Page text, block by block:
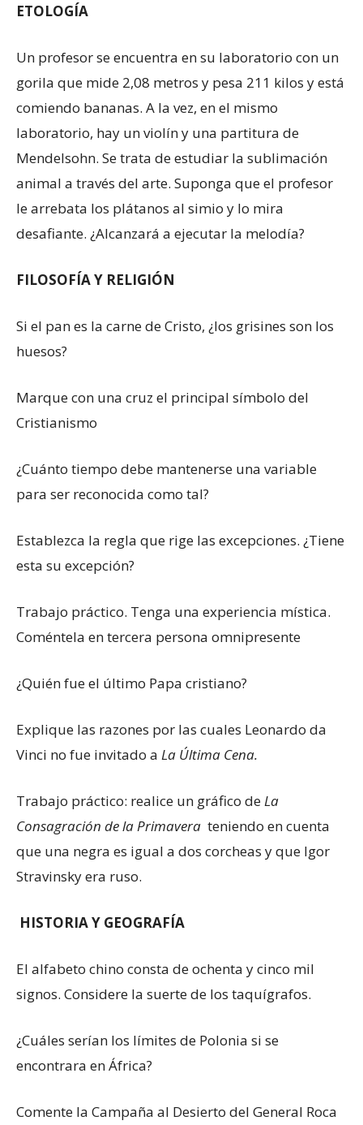
ETOLOGÍA
Un profesor se encuentra en su laboratorio con un
gorila que mide 2,08 metros y pesa 211 kilos y está
comiendo bananas. A la vez, en el mismo
laboratorio, hay un violín y una partitura de
Mendelsohn. Se trata de estudiar la sublimación
animal a través del arte. Suponga que el profesor
le arrebata los plátanos al simio y lo mira
desafiante. ¿Alcanzará a ejecutar la melodía?
FILOSOFÍA Y RELIGIÓN
Si el pan es la carne de Cristo, ¿los grisines son los
huesos?
Marque con una cruz el principal símbolo del
Cristianismo
¿Cuánto tiempo debe mantenerse una variable
para ser reconocida como tal?
Establezca la regla que rige las excepciones. ¿Tiene
esta su excepción?
Trabajo práctico. Tenga una experiencia mística.
Coméntela en tercera persona omnipresente
¿Quién fue el último Papa cristiano?
Explique las razones por las cuales Leonardo da
Vinci no fue invitado a La Última Cena.
Trabajo práctico: realice un gráfico deLa
Consagración de la Primavera teniendo en cuenta
que una negra es igual a dos corcheas y que Igor
Stravinsky era ruso.
HISTORIA Y GEOGRAFÍA
El alfabeto chino consta de ochenta y cinco mil
signos. Considere la suerte de los taquígrafos.
¿Cuáles serían los límites de Polonia si se
encontrara en África?
Comente la Campaña al Desierto del General Roca